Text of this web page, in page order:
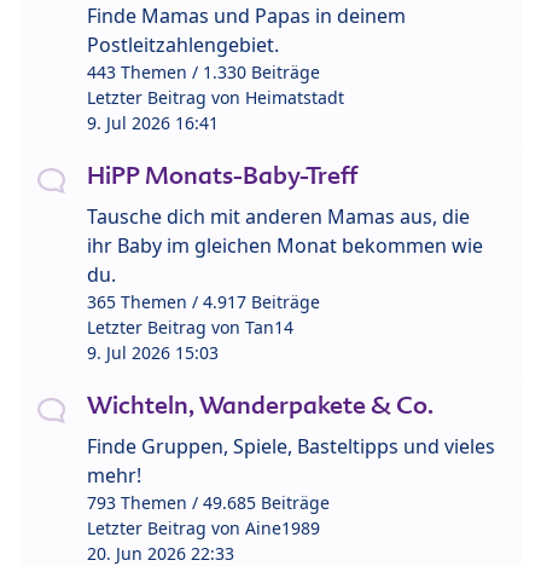
Finde Mamas und Papas in deinem
Postleitzahlengebiet.
443 Themen / 1.330 Beiträge
Letzter Beitrag von Heimatstadt
9. Jul 2026 16:41
HiPP Monats-Baby-Treff
Tausche dich mit anderen Mamas aus, die
ihr Baby im gleichen Monat bekommen wie
du.
365 Themen / 4.917 Beiträge
Letzter Beitrag von Tan14
9. Jul 2026 15:03
Wichteln, Wanderpakete & Co.
Finde Gruppen, Spiele, Basteltipps und vieles
mehr!
793 Themen / 49.685 Beiträge
Letzter Beitrag von Aine1989
20. Jun 2026 22:33